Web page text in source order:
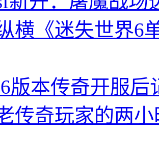
横《迷失世界6
版本传奇开服
传奇玩家的两